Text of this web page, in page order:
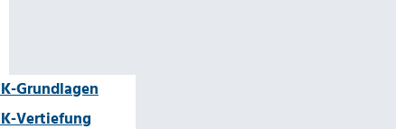
Grundlagen
Vertiefung